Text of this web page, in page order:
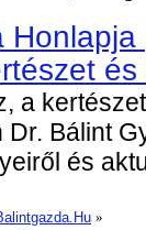
Honlapja
a
Dr. Bálint
és
»